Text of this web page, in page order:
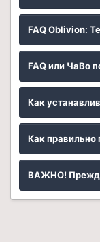
FAQ Oblivion:
FAQ или ЧаВо
Как
Как правильно
ВАЖНО!